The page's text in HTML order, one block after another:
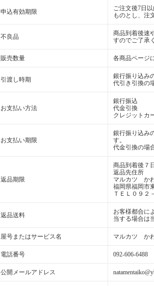
申込有効期限
ご注文後7日
ものとし、注
不良品
商品到着後速
すのでご了承
販売数量 各商品ページ
引渡し時期
銀行振り込み
代引き引換の
お支払い方法
銀行振込
代金引換
クレジットカ
お支払い期限
銀行振り込み
す。
代金引換の場
返品期限
商品到着後７
返品先住所
マルカツ か
福岡県福岡市
ＴＥＬ０９２
返品送料
お客様都合に
当する場合は
屋号またはサービス名 マルカツ か
電話番号 092-606-6488
公開メールアドレス